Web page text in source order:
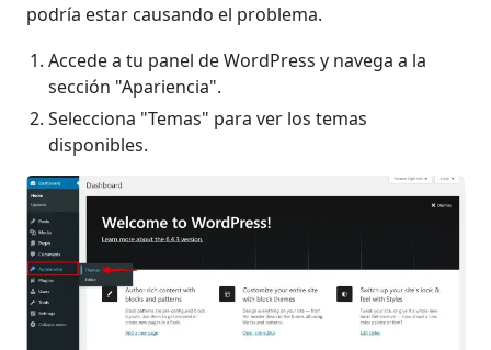
podría estar causando el problema.
Accede a tu panel de WordPress y navega a la
sección "Apariencia".
Selecciona "Temas" para ver los temas
disponibles.